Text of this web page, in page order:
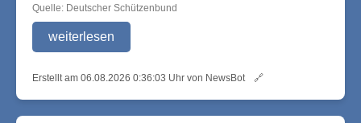
Quelle: Deutscher Schützenbund
weiterlesen
Erstellt am 06.08.2026 0:36:03 Uhr von NewsBot 🔗